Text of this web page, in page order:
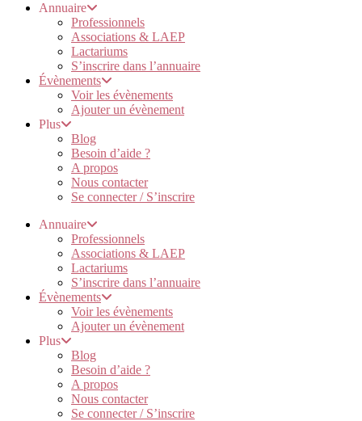
Annuaire
Professionnels
Associations & LAEP
Lactariums
S’inscrire dans l’annuaire
Évènements
Voir les évènements
Ajouter un évènement
Plus
Blog
Besoin d’aide ?
A propos
Nous contacter
Se connecter / S’inscrire
Annuaire
Professionnels
Associations & LAEP
Lactariums
S’inscrire dans l’annuaire
Évènements
Voir les évènements
Ajouter un évènement
Plus
Blog
Besoin d’aide ?
A propos
Nous contacter
Se connecter / S’inscrire